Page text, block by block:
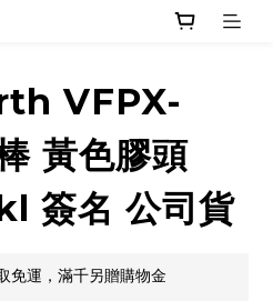
VFPX-
黃色膠頭
簽名 公司貨
免運，滿千另贈購物金